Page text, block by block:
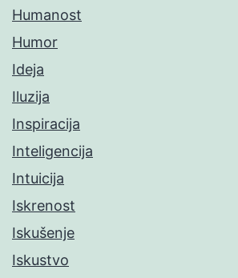
Humanost
Humor
Ideja
Iluzija
Inspiracija
Inteligencija
Intuicija
Iskrenost
Iskušenje
Iskustvo